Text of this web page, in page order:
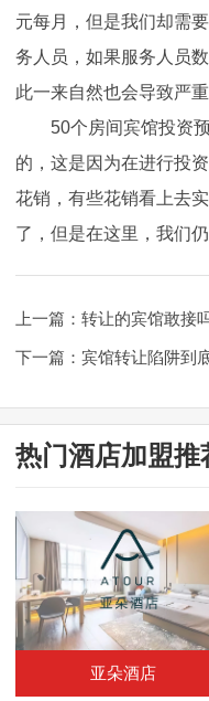
元每月，但是我们却需
务人员，如果服务人员
此一来自然也会导致严
50个房间宾馆投资
的，这是因为在进行投
花销，有些花销看上去
了，但是在这里，我们
上一篇： 转让的宾馆敢接
下一篇： 宾馆转让陷阱到
热门酒店加盟推
亚朵酒店